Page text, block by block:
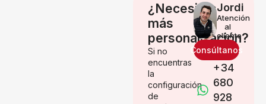
¿Necesitas
más
personalización?
Si no
encuentras
la
configuración
de
Jordi
Atención
al
cliente
Consúltanos
+34
680
928